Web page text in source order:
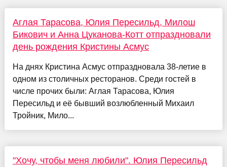
Аглая Тарасова, Юлия Пересильд, Милош
Бикович и Анна Цуканова-Котт отпраздновали
день рождения Кристины Асмус
На днях Кристина Асмус отпраздновала 38-летие в
одном из столичных ресторанов. Среди гостей в
числе прочих были: Аглая Тарасова, Юлия
Пересильд и её бывший возлюбленный Михаил
Тройник, Мило...
"Хочу, чтобы меня любили". Юлия Пересильд